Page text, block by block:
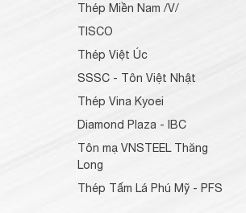
Thép Miền Nam /V/
TISCO
Thép Việt Úc
SSSC - Tôn Việt Nhật
Thép Vina Kyoei
Diamond Plaza - IBC
Tôn mạ VNSTEEL Thăng
Long
Thép Tấm Lá Phú Mỹ - PFS